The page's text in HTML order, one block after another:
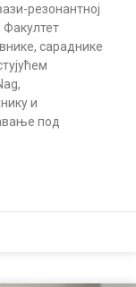
резонантној
Факултет
сараднике
и
под